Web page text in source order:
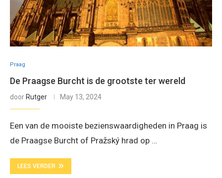
Praag
De Praagse Burcht is de grootste ter wereld
door Rutger May 13, 2024
Een van de mooiste bezienswaardigheden in Praag is
de Praagse Burcht of Pražský hrad op …
LEES VERDER